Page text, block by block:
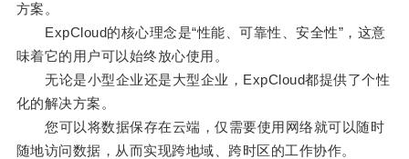
方案。
ExpCloud的核心理念是“性能、可靠性、安全性”，这意
味着它的用户可以始终放心使用。
无论是小型企业还是大型企业，ExpCloud都提供了个性
化的解决方案。
您可以将数据保存在云端，仅需要使用网络就可以随时
随地访问数据，从而实现跨地域、跨时区的工作协作。